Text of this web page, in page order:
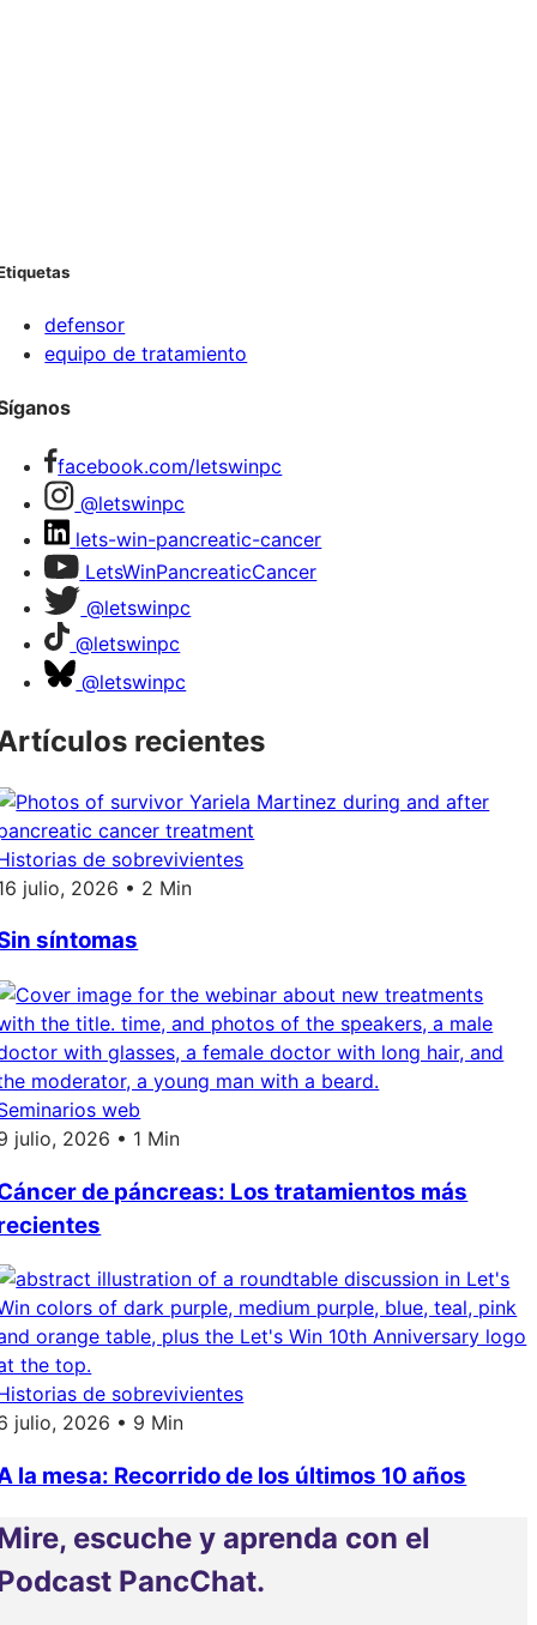
defensor
equipo de tratamiento
facebook.com/letswinpc
@letswinpc
lets-win-pancreatic-cancer
LetsWinPancreaticCancer
@letswinpc
@letswinpc
@letswinpc
recientes
de sobrevivientes
julio, 2026 • 2 Min
síntomas
web
julio, 2026 • 1 Min
de páncreas: Los tratamientos más
de sobrevivientes
julio, 2026 • 9 Min
la mesa: Recorrido de los últimos 10 años
escuche y aprenda con el
PancChat.